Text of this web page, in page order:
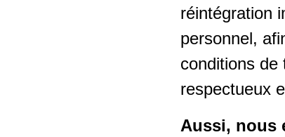
réintégration
personnel,
conditions de
respectueux
Aussi, nous